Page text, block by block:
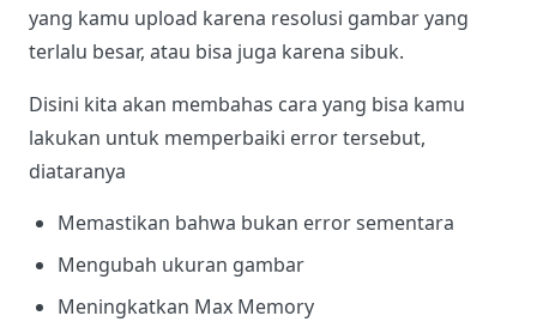
yang kamu upload karena resolusi gambar yang
terlalu besar, atau bisa juga karena sibuk.
Disini kita akan membahas cara yang bisa kamu
lakukan untuk memperbaiki error tersebut,
diataranya
Memastikan bahwa bukan error sementara
Mengubah ukuran gambar
Meningkatkan Max Memory